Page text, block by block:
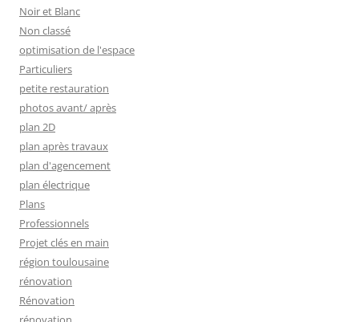
Noir et Blanc
Non classé
optimisation de l'espace
Particuliers
petite restauration
photos avant/ après
plan 2D
plan après travaux
plan d'agencement
plan électrique
Plans
Professionnels
Projet clés en main
région toulousaine
rénovation
Rénovation